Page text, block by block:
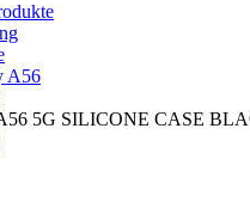
A56
5G SILICONE CASE